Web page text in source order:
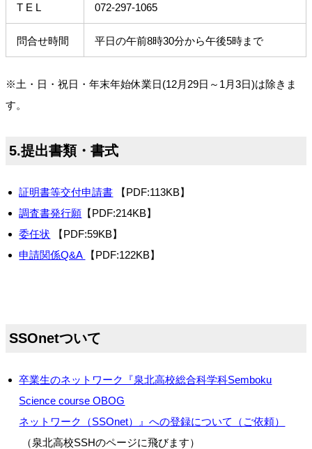
T E L 072-297-1065
問合せ時間 平日の午前8時30分から午後5時まで
※土・日・祝日・年末年始休業日(12月29日～1月3日)は除きま
す。
5.提出書類・書式
証明書等交付申請書
【PDF:113KB】
調査書発行願 【PDF:214KB】
委任状
【PDF:59KB】
申請関係Q&A
【PDF:122KB】
SSOnetついて
卒業生のネットワーク『泉北高校総合科学科Semboku
Science course OBOG
ネットワーク（SSOnet）』への登録について（ご依頼）
（泉北高校SSHのページに飛びます）